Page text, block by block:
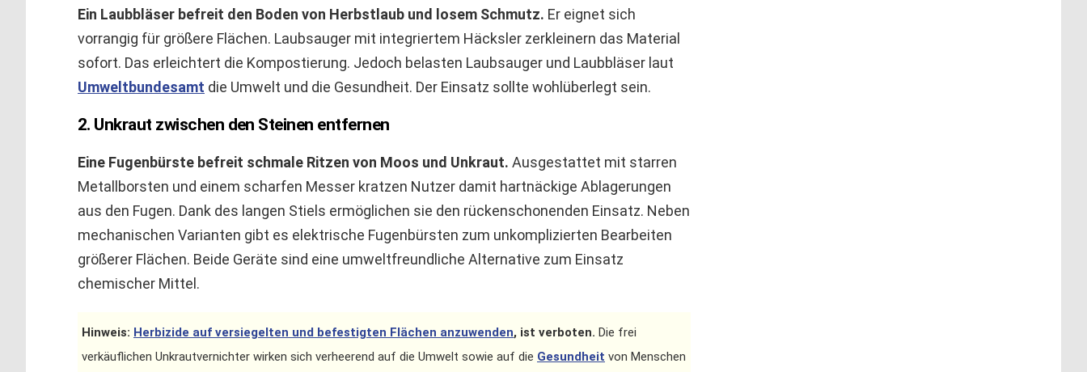
Ein Laubbläser befreit den Boden von Herbstlaub und losem Schmutz. Er eignet sich
vorrangig für größere Flächen. Laubsauger mit integriertem Häcksler zerkleinern das Material
sofort. Das erleichtert die Kompostierung. Jedoch belasten Laubsauger und Laubbläser laut
Umweltbundesamt die Umwelt und die Gesundheit. Der Einsatz sollte wohlüberlegt sein.
2. Unkraut zwischen den Steinen entfernen
Eine Fugenbürste befreit schmale Ritzen von Moos und Unkraut. Ausgestattet mit starren
Metallborsten und einem scharfen Messer kratzen Nutzer damit hartnäckige Ablagerungen
aus den Fugen. Dank des langen Stiels ermöglichen sie den rückenschonenden Einsatz. Neben
mechanischen Varianten gibt es elektrische Fugenbürsten zum unkomplizierten Bearbeiten
größerer Flächen. Beide Geräte sind eine umweltfreundliche Alternative zum Einsatz
chemischer Mittel.
Hinweis: Herbizide auf versiegelten und befestigten Flächen anzuwenden, ist verboten. Die frei
verkäuflichen Unkrautvernichter wirken sich verheerend auf die Umwelt sowie auf die Gesundheit von Menschen